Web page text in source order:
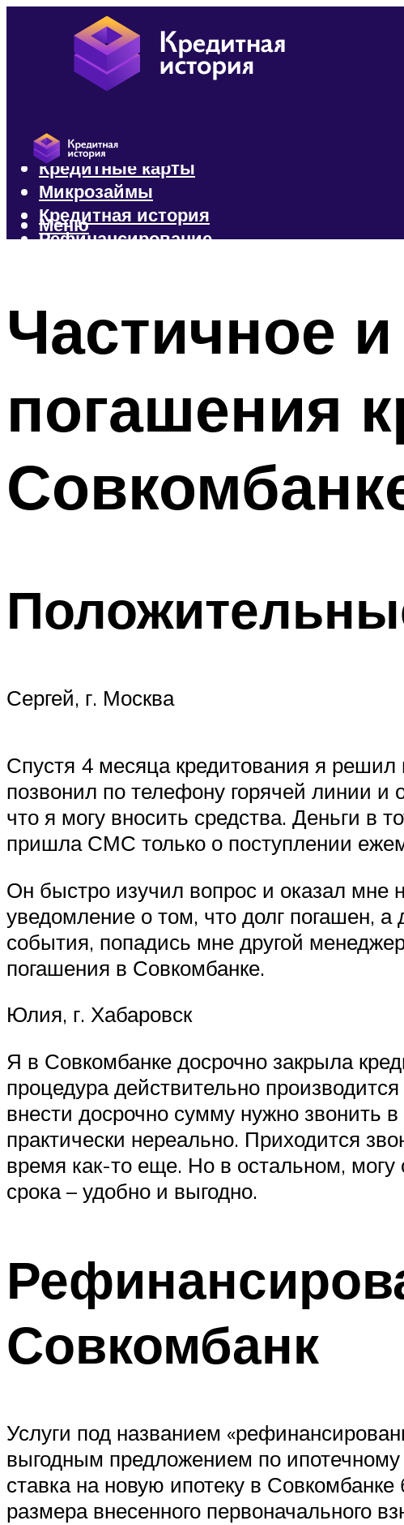
Кредиты
Кредитные карты
Микрозаймы
Кредитная история
Рефинансирование
Меню
Частичное
погашения
Сергей, г. Москва
Спустя 4 месяца кредитования я решил
позвонил по телефону горячей линии и
что я могу вносить средства. Деньги в
пришла СМС только о поступлении
Он быстро изучил вопрос и оказал
уведомление о том, что долг погашен,
события, попадись мне другой
погашения в Совкомбанке.
Юлия, г. Хабаровск
Я в Совкомбанке досрочно закрыла
процедура действительно
внести досрочно сумму нужно звонить
практически нереально. Приходится
время как-то еще. Но в остальном, могу
срока – удобно и выгодно.
Совкомбанк
Услуги под названием
выгодным предложением по
ставка на новую ипотеку в Совкомбанке
размера внесенного первоначального